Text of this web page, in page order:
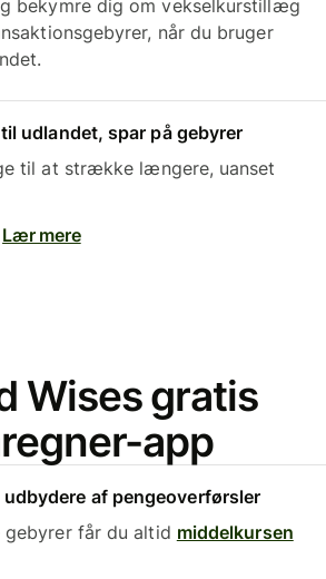
bekymre dig om vekselkurstillæg
når du bruger
udlandet, spar på gebyrer
til at strække længere, uanset
Lær mere
Wises gratis
app
udbydere af pengeoverførsler
gebyrer får du altid middelkursen